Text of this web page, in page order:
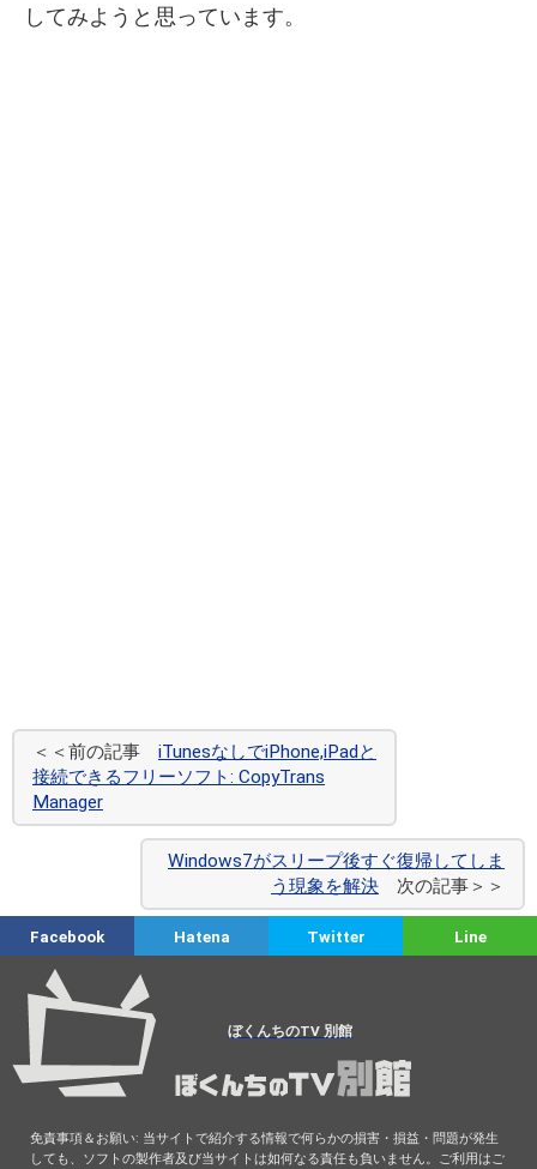
してみようと思っています。
＜＜前の記事 iTunesなしでiPhone,iPadと
接続できるフリーソフト: CopyTrans
Manager
Windows7がスリープ後すぐ復帰してしま
う現象を解決 次の記事＞＞
Facebook Hatena Twitter Line
ぼくんちのTV 別館
免責事項＆お願い: 当サイトで紹介する情報で何らかの損害・損益・問題が発生
しても、ソフトの製作者及び当サイトは如何なる責任も負いません。ご利用はご